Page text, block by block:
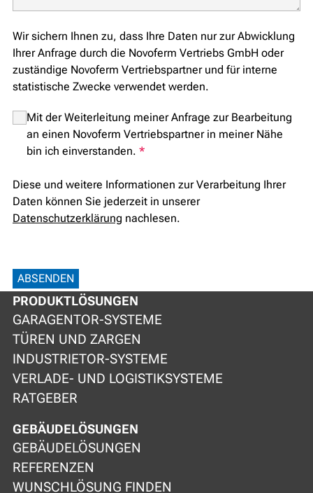
Wir sichern Ihnen zu, dass Ihre Daten nur zur Abwicklung
Ihrer Anfrage durch die Novoferm Vertriebs GmbH oder
zuständige Novoferm Vertriebspartner und für interne
statistische Zwecke verwendet werden.
Mit der Weiterleitung meiner Anfrage zur Bearbeitung
an einen Novoferm Vertriebspartner in meiner Nähe
bin ich einverstanden. *
Diese und weitere Informationen zur Verarbeitung Ihrer
Daten können Sie jederzeit in unserer
Datenschutzerklärung nachlesen.
ABSENDEN
PRODUKTLÖSUNGEN
GARAGENTOR-SYSTEME
TÜREN UND ZARGEN
INDUSTRIETOR-SYSTEME
VERLADE- UND LOGISTIKSYSTEME
RATGEBER
GEBÄUDELÖSUNGEN
GEBÄUDELÖSUNGEN
REFERENZEN
WUNSCHLÖSUNG FINDEN